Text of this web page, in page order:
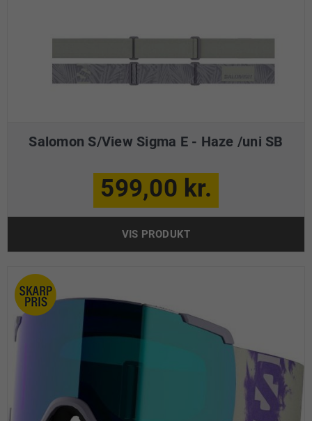
Salomon S/View Sigma E - Haze /uni SB
599,00 kr.
VIS PRODUKT